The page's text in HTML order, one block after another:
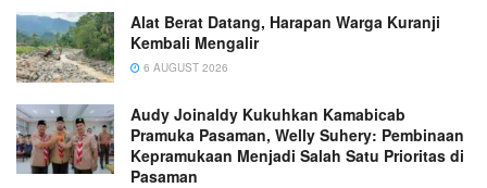
Alat Berat Datang, Harapan Warga Kuranji
Kembali Mengalir
6 AUGUST 2026
Audy Joinaldy Kukuhkan Kamabicab
Pramuka Pasaman, Welly Suhery: Pembinaan
Kepramukaan Menjadi Salah Satu Prioritas di
Pasaman